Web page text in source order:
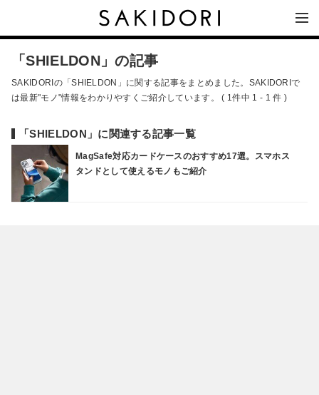
「SHIELDON」の記事
SAKIDORIの「SHIELDON」に関する記事をまとめました。SAKIDORIで
は最新"モノ"情報をわかりやすくご紹介しています。 ( 1件中 1 - 1 件 )
「SHIELDON」に関連する記事一覧
MagSafe対応カードケースのおすすめ17選。スマホス
タンドとして使えるモノもご紹介